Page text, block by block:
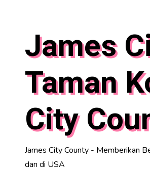
James
Taman
City
James City County - Memberikan
dan di USA